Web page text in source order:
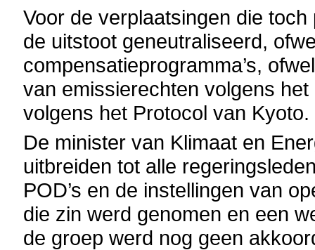
Voor de verplaatsingen die
de uitstoot geneutraliseerd,
compensatieprogramma’s,
van emissierechten volgens
volgens het Protocol van Kyoto.
De minister van Klimaat en
uitbreiden tot alle
POD’s en de instellingen van
die zin werd genomen en een
de groep werd nog geen